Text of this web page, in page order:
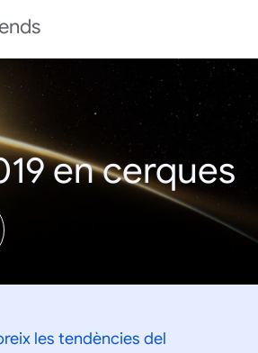
en cerques
les tendències del